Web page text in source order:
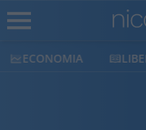
ECONOMIA